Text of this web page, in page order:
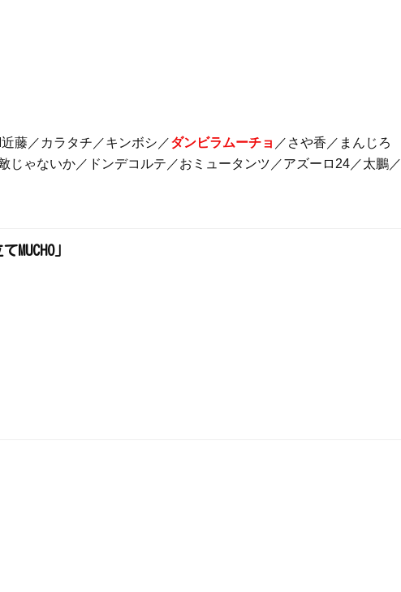
藤／カラタチ／キンボシ／ダンビラムーチョ ／さや香／まんじろ
じゃないか／ドンデコルテ／おミュータンツ／アズーロ24／太鵬／
」